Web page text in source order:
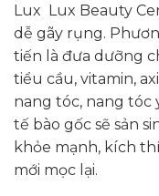
Lux
Lux Beauty
dễ gãy rụng.
tiến là đưa dưỡng
tiểu cầu, vitamin,
nang tóc, nang tóc
tế bào gốc sẽ sản
khỏe mạnh, kích
mới mọc lại.